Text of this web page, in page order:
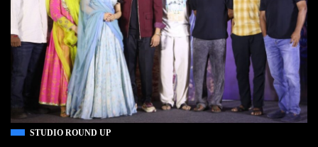
STUDIO ROUND UP